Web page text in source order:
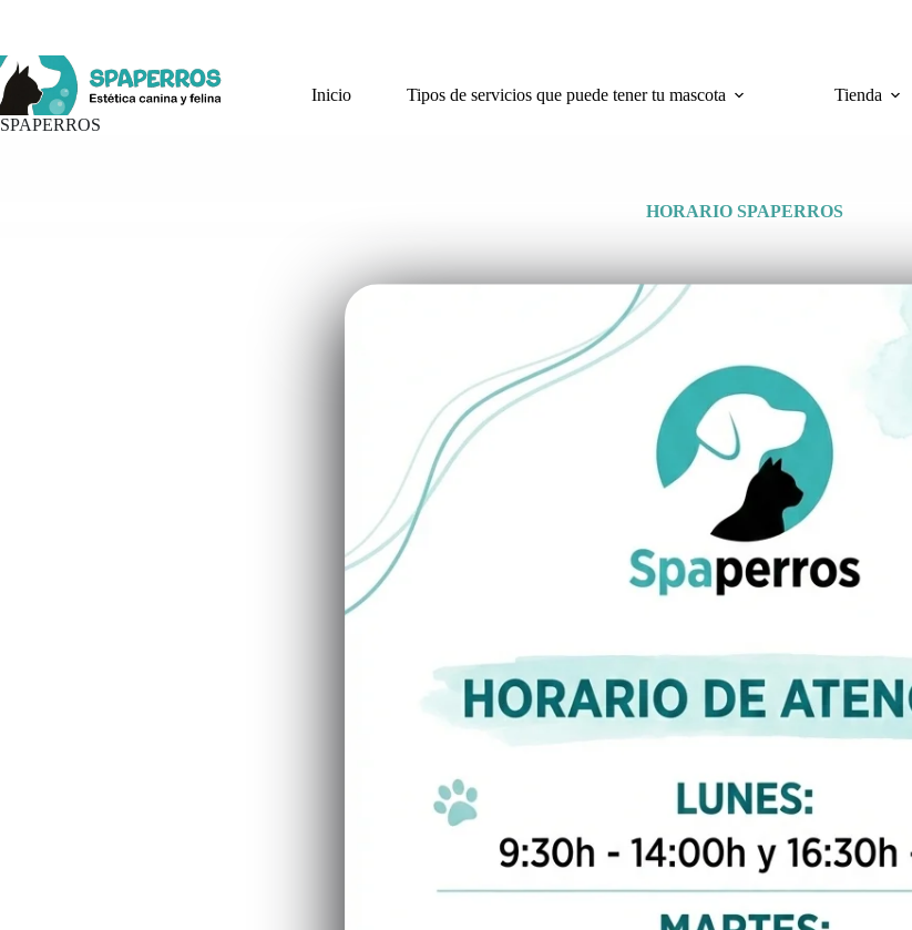
SPAPERROS
Inicio Tipos de servicios que puede tener tu mascota Tienda
HORARIO SPAPERROS